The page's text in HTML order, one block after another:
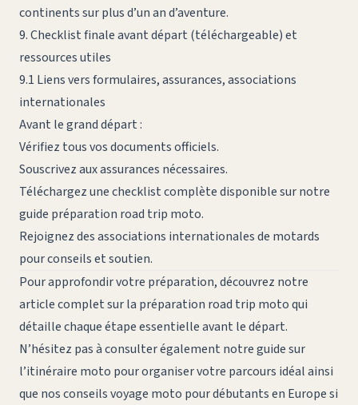
continents sur plus d’un an d’aventure.
9. Checklist finale avant départ (téléchargeable) et
ressources utiles
9.1 Liens vers formulaires, assurances, associations
internationales
Avant le grand départ :
Vérifiez tous vos documents officiels.
Souscrivez aux assurances nécessaires.
Téléchargez une checklist complète disponible surnotre
guide préparation road trip moto.
Rejoignez des associations internationales de motards
pour conseils et soutien.
Pour approfondir votre préparation, découvrez notre
article complet surla préparation road trip motoqui
détaille chaque étape essentielle avant le départ.
N’hésitez pas à consulter également notre guide sur
l’itinéraire moto pour organiser votre parcours idéal ainsi
que nosconseils voyage moto pour débutants en Europesi